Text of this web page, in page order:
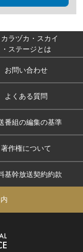
カラヅカ・スカイ
・ステージとは
お問い合わせ
よくある質問
番組の編集の基準
著作権について
基幹放送契約約款